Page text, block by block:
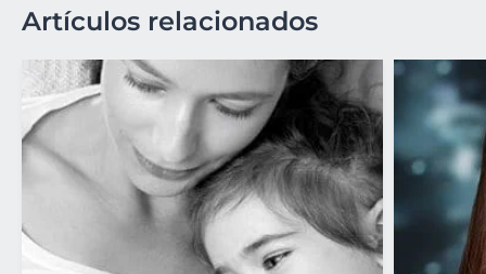
Artículos relacionados